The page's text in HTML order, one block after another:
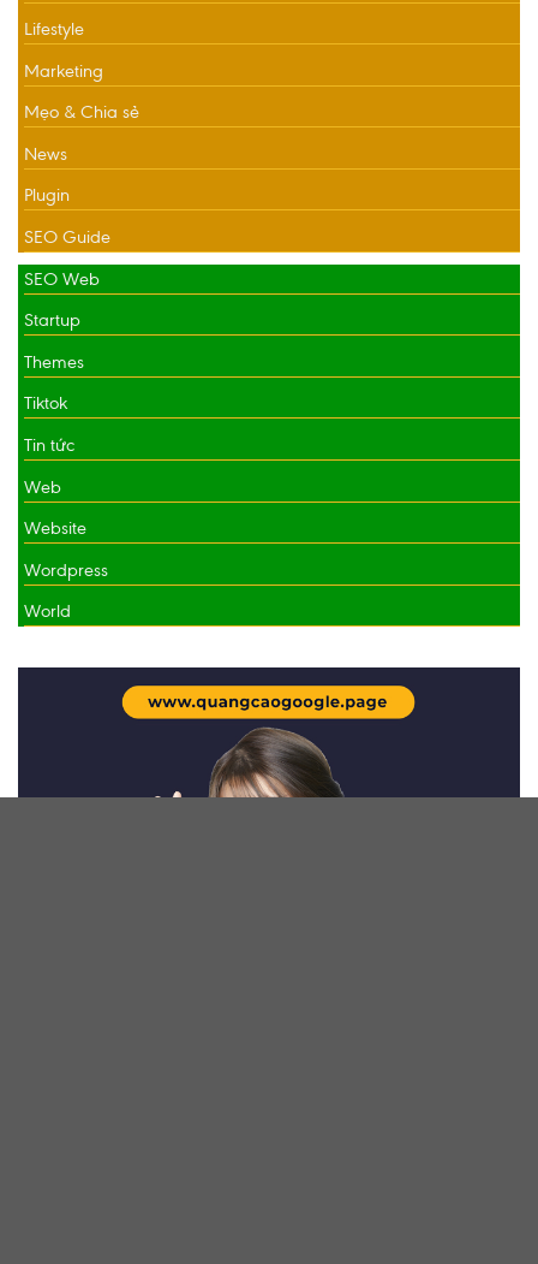
Lifestyle
Marketing
Mẹo & Chia sẻ
News
Plugin
SEO Guide
SEO Web
Startup
Themes
Tiktok
Tin tức
Web
Website
Wordpress
World